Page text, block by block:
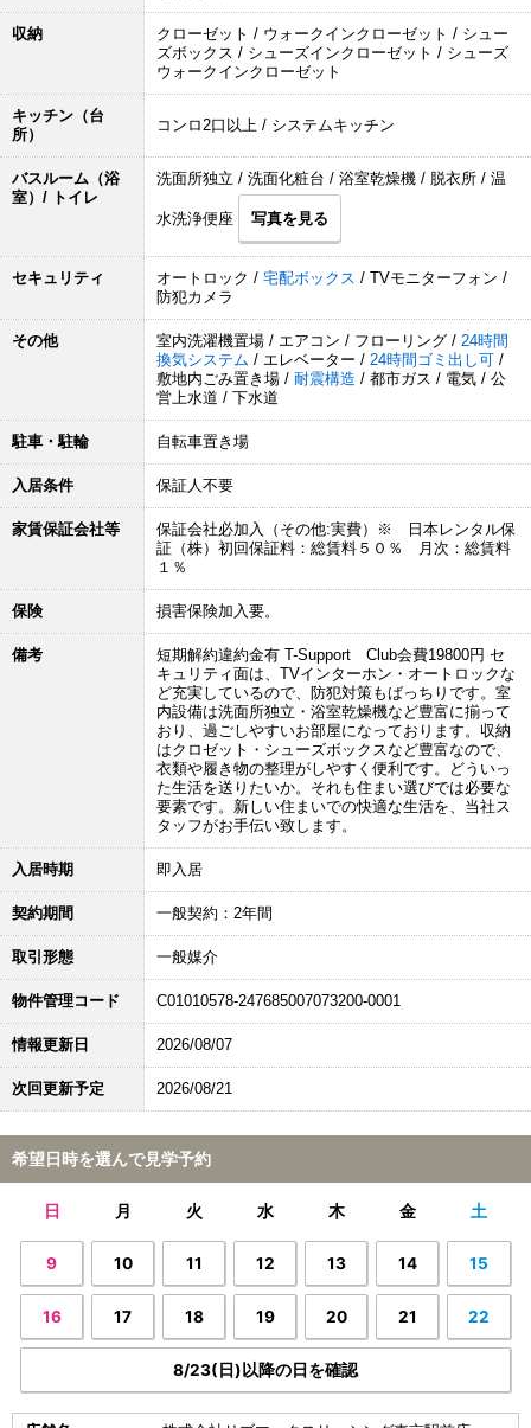
収納
クローゼット / ウォークインクローゼット / シュー
ズボックス / シューズインクローゼット / シューズ
ウォークインクローゼット
キッチン（台
所）
コンロ2口以上 / システムキッチン
バスルーム（浴
室）/ トイレ
洗面所独立 / 洗面化粧台 / 浴室乾燥機 / 脱衣所 / 温
水洗浄便座 写真を見る
セキュリティ オートロック / 宅配ボックス / TVモニターフォン /
防犯カメラ
その他 室内洗濯機置場 / エアコン / フローリング / 24時間
換気システム / エレベーター / 24時間ゴミ出し可 /
敷地内ごみ置き場 / 耐震構造 / 都市ガス / 電気 / 公
営上水道 / 下水道
駐車・駐輪 自転車置き場
入居条件 保証人不要
家賃保証会社等
保証会社必加入（その他:実費）※ 日本レンタル保
証（株）初回保証料：総賃料５０％ 月次：総賃料
１％
保険 損害保険加入要。
備考
短期解約違約金有 T-Support Club会費19800円 セ
キュリティ面は、TVインターホン・オートロックな
ど充実しているので、防犯対策もばっちりです。室
内設備は洗面所独立・浴室乾燥機など豊富に揃って
おり、過ごしやすいお部屋になっております。収納
はクロゼット・シューズボックスなど豊富なので、
衣類や履き物の整理がしやすく便利です。どういっ
た生活を送りたいか。それも住まい選びでは必要な
要素です。新しい住まいでの快適な生活を、当社ス
タッフがお手伝い致します。
入居時期 即入居
契約期間 一般契約：2年間
取引形態 一般媒介
物件管理コード C01010578-247685007073200-0001
情報更新日 2026/08/07
次回更新予定 2026/08/21
希望日時を選んで見学予約
日 月 火 水 木 金 土
9 10 11 12 13 14 15
16 17 18 19 20 21 22
8/23(日)以降の日を確認